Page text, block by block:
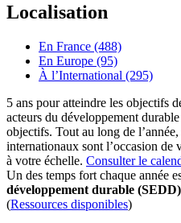
Localisation
En France (488)
En Europe (95)
À l’International (295)
5 ans pour atteindre les objectifs
acteurs du développement
objectifs. Tout au long de
internationaux sont l’occasion de
à votre échelle. Consulter le
Un des temps fort chaque année
développement durable
(Ressources disponibles)